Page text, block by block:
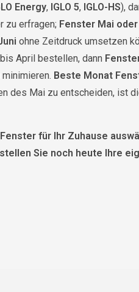
Energy, IGLO 5, IGLO-HS),
zu erfragen; Fenster Mai
ohne Zeitdruck umsetzen
April bestellen, dann
Beste Monat
des Mai zu entscheiden, ist
für Ihr Zuhause
Sie noch heute Ihre